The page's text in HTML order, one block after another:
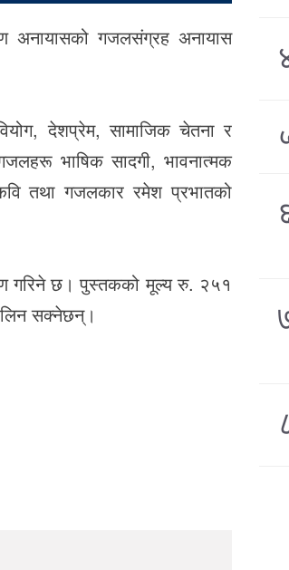
अनायासको गजलसंग्रह अनायास
देशप्रेम, सामाजिक चेतना र
भाषिक सादगी, भावनात्मक
तथा गजलकार रमेश प्रभातको
गरिने छ। पुस्तकको मूल्य रु. २५१
सक्नेछन्।